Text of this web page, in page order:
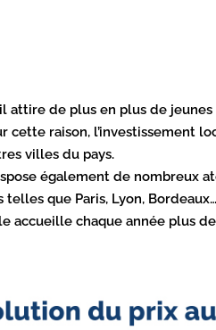
attire de plus en plus de
cette raison,
villes du pays.
également de nombreux
que Paris, Lyon,
accueille chaque année plus